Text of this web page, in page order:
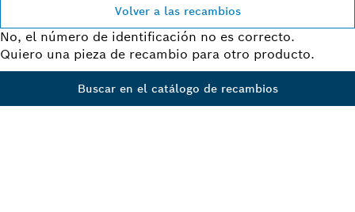
Volver a las recambios
No, el número de identificación no es correcto.
Quiero una pieza de recambio para otro producto.
Buscar en el catálogo de recambios